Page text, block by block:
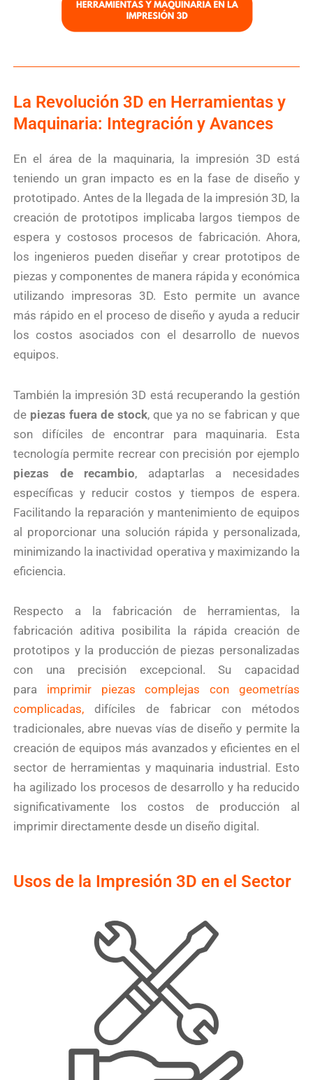
La Revolución 3D en Herramientas y
Maquinaria: Integración y Avances
En el área de la maquinaria, la impresión 3D está
teniendo un gran impacto es en la fase de diseño y
prototipado. Antes de la llegada de la impresión 3D, la
creación de prototipos implicaba largos tiempos de
espera y costosos procesos de fabricación. Ahora,
los ingenieros pueden diseñar y crear prototipos de
piezas y componentes de manera rápida y económica
utilizando impresoras 3D. Esto permite un avance
más rápido en el proceso de diseño y ayuda a reducir
los costos asociados con el desarrollo de nuevos
equipos.
También la impresión 3D está recuperando la gestión
de piezas fuera de stock, que ya no se fabrican y que
son difíciles de encontrar para maquinaria. Esta
tecnología permite recrear con precisión por ejemplo
piezas de recambio, adaptarlas a necesidades
específicas y reducir costos y tiempos de espera.
Facilitando la reparación y mantenimiento de equipos
al proporcionar una solución rápida y personalizada,
minimizando la inactividad operativa y maximizando la
eficiencia.
Respecto a la fabricación de herramientas, la
fabricación aditiva posibilita la rápida creación de
prototipos y la producción de piezas personalizadas
con una precisión excepcional. Su capacidad
para imprimir piezas complejas con geometrías
complicadas, difíciles de fabricar con métodos
tradicionales, abre nuevas vías de diseño y permite la
creación de equipos más avanzados y eficientes en el
sector de herramientas y maquinaria industrial. Esto
ha agilizado los procesos de desarrollo y ha reducido
significativamente los costos de producción al
imprimir directamente desde un diseño digital.
Usos de la Impresión 3D en el Sector